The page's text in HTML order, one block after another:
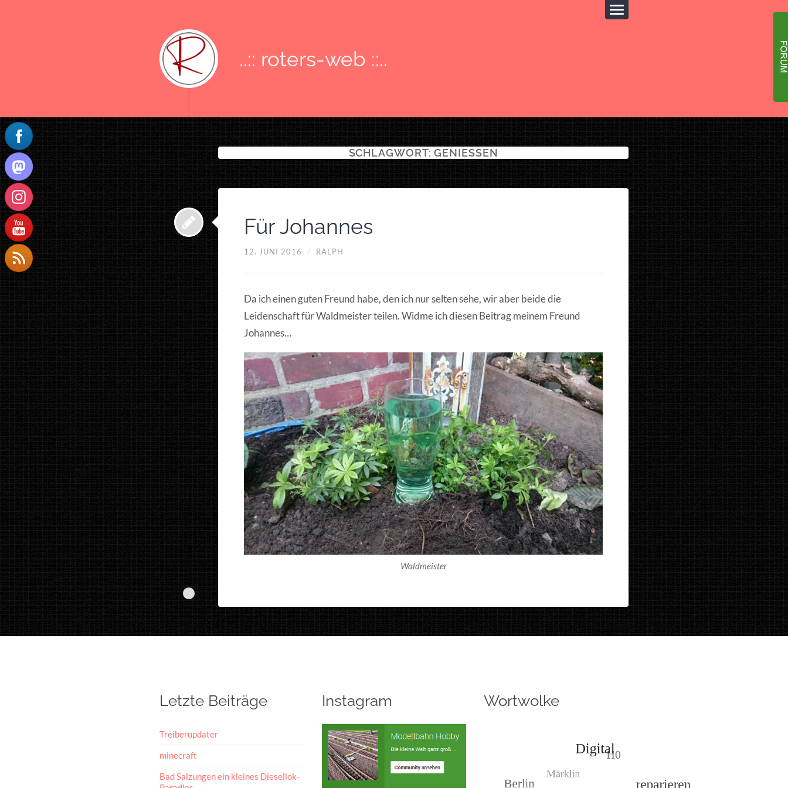
..:: roters-web ::..
SCHLAGWORT:GENIESSEN
Für Johannes
12. JUNI 2016 / RALPH
Da ich einen guten Freund habe, den ich nur selten sehe, wir aber beide die
Leidenschaft für Waldmeister teilen. Widme ich diesen Beitrag meinem Freund
Johannes…
Waldmeister
Letzte Beiträge
Treiberupdater
minecraft
Bad Salzungen ein kleines Diesellok-
Instagram Wortwolke